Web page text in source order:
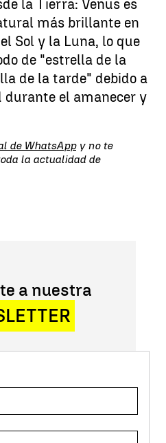
la Tierra: Venus es
más brillante en
Sol y la Luna, lo que
de "estrella de la
de la tarde" debido a
el amanecer y
de WhatsAppy no te
la actualidad de
a nuestra